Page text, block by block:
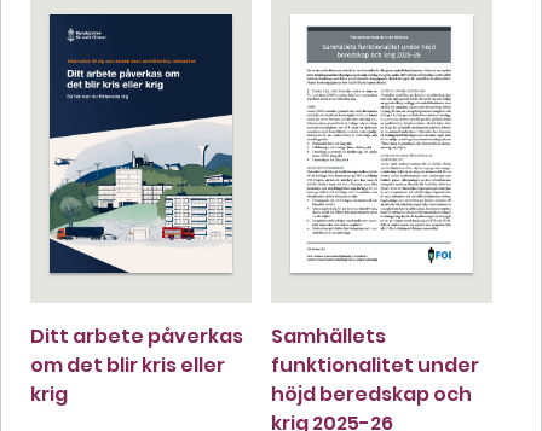
Ditt arbete påverkas
om det blir kris eller
krig
Samhällets
funktionalitet under
höjd beredskap och
krig 2025-26